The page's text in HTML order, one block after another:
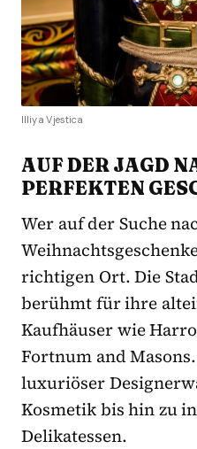
Illiya Vjestica
AUF DER JAGD
PERFEKTEN
Wer auf der Suche
richtigen Ort. Die
berühmt für ihre
Kaufhäuser wie
Fortnum and
luxuriöser
Kosmetik bis hin zu
Delikatessen.